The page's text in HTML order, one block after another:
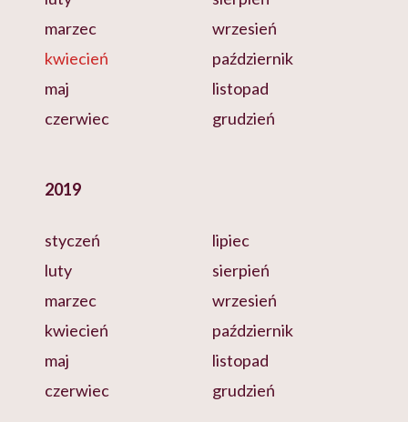
marzec
kwiecień
maj
czerwiec
wrzesień
październik
listopad
grudzień
2019
styczeń
luty
marzec
kwiecień
maj
czerwiec
lipiec
sierpień
wrzesień
październik
listopad
grudzień